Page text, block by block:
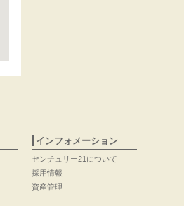
インフォメーション
センチュリー21について
採用情報
資産管理